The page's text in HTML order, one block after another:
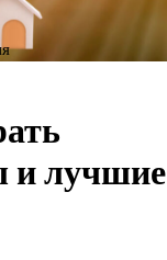
и лучшие